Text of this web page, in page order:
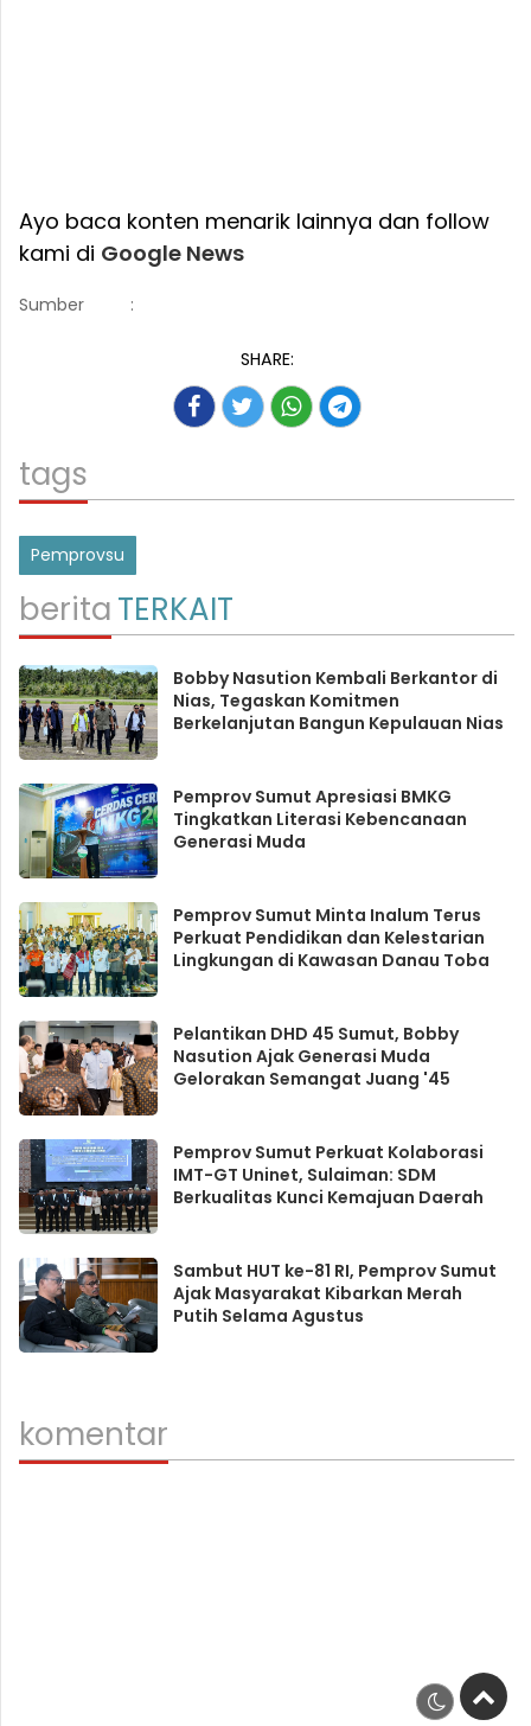
Ayo baca konten menarik lainnya dan follow
kami di Google News
Sumber :
SHARE:
tags
Pemprovsu
beritaTERKAIT
Bobby Nasution Kembali Berkantor di
Nias, Tegaskan Komitmen
Berkelanjutan Bangun Kepulauan Nias
Pemprov Sumut Apresiasi BMKG
Tingkatkan Literasi Kebencanaan
Generasi Muda
Pemprov Sumut Minta Inalum Terus
Perkuat Pendidikan dan Kelestarian
Lingkungan di Kawasan Danau Toba
Pelantikan DHD 45 Sumut, Bobby
Nasution Ajak Generasi Muda
Gelorakan Semangat Juang '45
Pemprov Sumut Perkuat Kolaborasi
IMT-GT Uninet, Sulaiman: SDM
Berkualitas Kunci Kemajuan Daerah
Sambut HUT ke-81 RI, Pemprov Sumut
Ajak Masyarakat Kibarkan Merah
Putih Selama Agustus
komentar